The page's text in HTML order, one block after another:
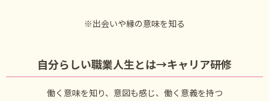
※出会いや縁の意味を知る
自分らしい職業人生とは→キャリア研修
働く意味を知り、意図も感じ、働く意義を持つ